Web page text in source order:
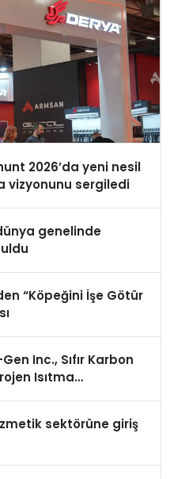
2026’da yeni nesil
vizyonunu sergiledi
genelinde
“Köpeğini İşe Götür
Inc., Sıfır Karbon
Isıtma
sektörüne giriş